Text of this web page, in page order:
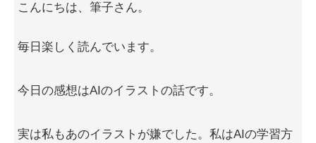
こんにちは、筆子さん。
毎日楽しく読んでいます。
今日の感想はAIのイラストの話です。
実は私もあのイラストが嫌でした。私はAIの学習方